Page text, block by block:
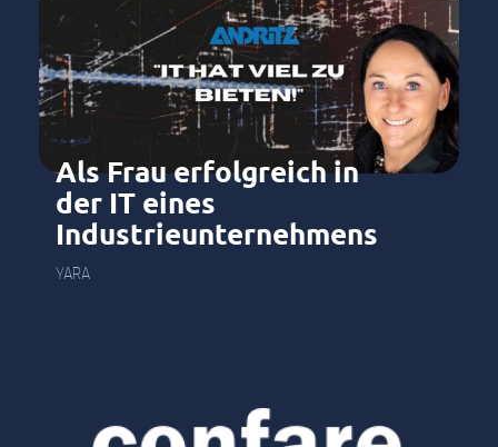
Als Frau erfolgreich in
der IT eines
Industrieunternehmens
YARA